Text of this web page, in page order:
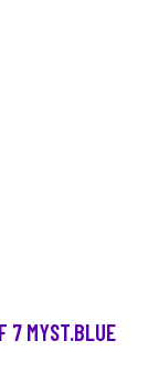
7 MYST.BLUE